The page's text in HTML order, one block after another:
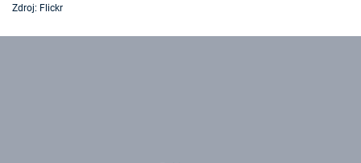
Zdroj: Flickr